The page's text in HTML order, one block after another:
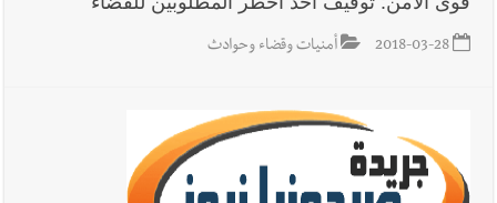
أخبار لبنان حراك ديبلوماسي للتجديد لـ اليونيفيل .. مسؤول غربي
أخبار لبنان ليلة سقوط رياض سلامة... هل ننتظر الحقيقة؟
2018-03-28 أمنيات وقضاء وحوادث